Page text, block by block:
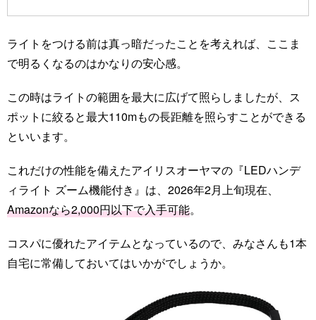
ライトをつける前は真っ暗だったことを考えれば、ここま
で明るくなるのはかなりの安心感。
この時はライトの範囲を最大に広げて照らしましたが、ス
ポットに絞ると最大110mもの長距離を照らすことができる
といいます。
これだけの性能を備えたアイリスオーヤマの『LEDハンデ
ィライト ズーム機能付き』は、2026年2月上旬現在、
Amazonなら2,000円以下で入手可能。
コスパに優れたアイテムとなっているので、みなさんも1本
自宅に常備しておいてはいかがでしょうか。